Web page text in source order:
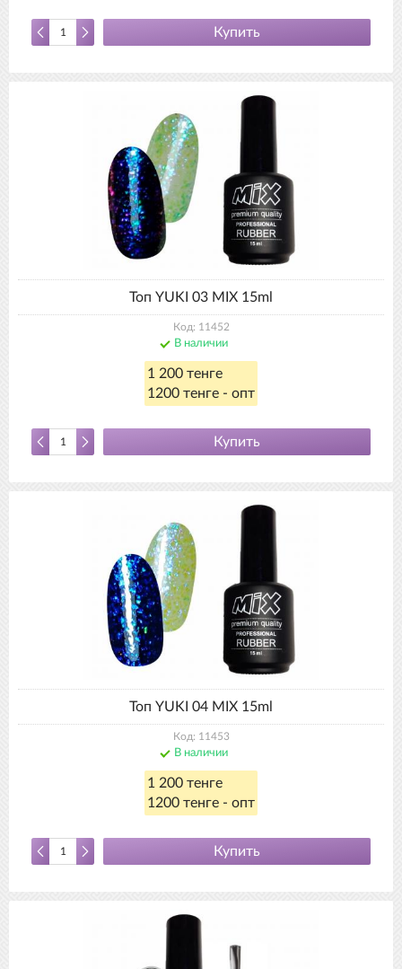
Купить
Топ YUKI 03 MIX 15ml
Код: 11452
В наличии
1 200 тенге
1200 тенге - опт
Купить
Топ YUKI 04 MIX 15ml
Код: 11453
В наличии
1 200 тенге
1200 тенге - опт
Купить